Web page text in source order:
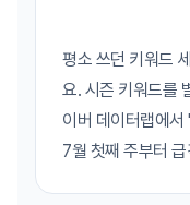
평소 쓰던 키워드
요. 시즌 키워드를
이버 데이터랩에
7월 첫째 주부터